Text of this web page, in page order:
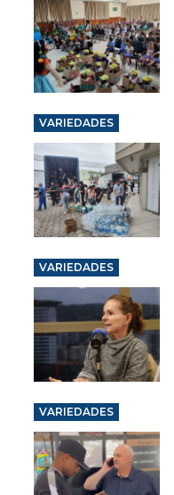
VARIEDADES
VARIEDADES
VARIEDADES